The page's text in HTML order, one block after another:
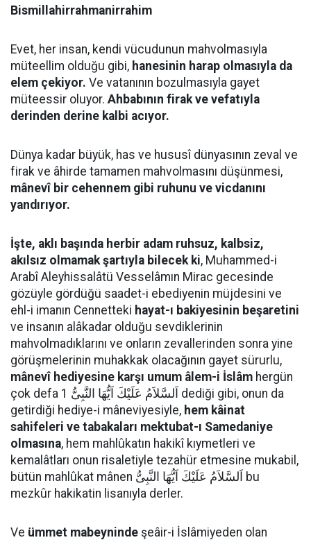
Bismillahirrahmanirrahim
Evet, her insan, kendi vücudunun mahvolmasıyla
müteellim olduğu gibi, hanesinin harap olmasıyla da
elem çekiyor. Ve vatanının bozulmasıyla gayet
müteessir oluyor. Ahbabının firak ve vefatıyla
derinden derine kalbi acıyor.
Dünya kadar büyük, has ve hususî dünyasının zeval ve
firak ve âhirde tamamen mahvolmasını düşünmesi,
mânevî bir cehennem gibi ruhunu ve vicdanını
yandırıyor.
İşte, aklı başında herbir adam ruhsuz, kalbsiz,
akılsız olmamak şartıyla bilecek ki, Muhammed-i
Arabî Aleyhissalâtü Vesselâmın Mirac gecesinde
gözüyle gördüğü saadet-i ebediyenin müjdesini ve
ehl-i imanın Cennetteki hayat-ı bakiyesinin beşaretini
ve insanın alâkadar olduğu sevdiklerinin
mahvolmadıklarını ve onların zevallerinden sonra yine
görüşmelerinin muhakkak olacağının gayet sürurlu,
mânevî hediyesine karşı umum âlem-i İslâm hergün
çok defa اَلسَّلاَمُ عَلَيْكَ اَيُّهَا النَّبِىُّ 1 dediği gibi, onun da
getirdiği hediye-i mâneviyesiyle, hem kâinat
sahifeleri ve tabakaları mektubat-ı Samedaniye
olmasına, hem mahlûkatın hakikî kıymetleri ve
kemalâtları onun risaletiyle tezahür etmesine mukabil,
bütün mahlûkat mânen اَلسَّلاَمُ عَلَيْكَ اَيُّهَا النَّبِىُّ bu
mezkûr hakikatin lisanıyla derler.
Ve ümmet mabeyninde şeâir-i İslâmiyeden olan